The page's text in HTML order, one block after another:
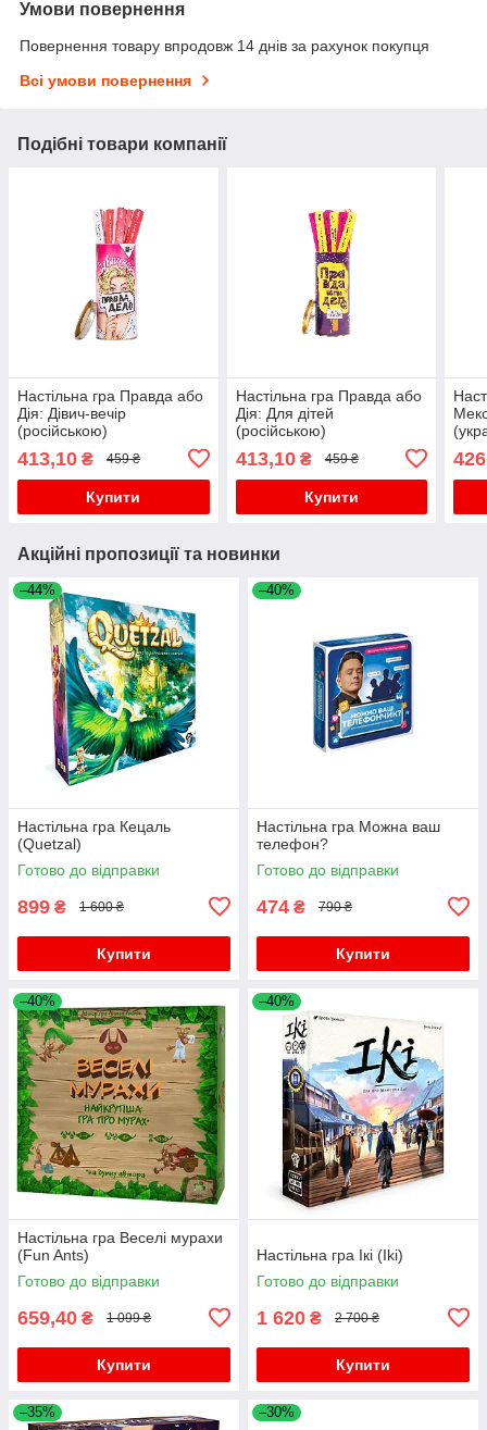
Умови повернення
Повернення товару впродовж 14 днів за рахунок покупця
Всі умови повернення
Подібні товари компанії
Настільна гра Правда або
Дія: Дівич-вечір
(російською)
413,10 ₴ 459 ₴
Купити
Настільна гра Правда або
Дія: Для дітей
(російською)
413,10₴ 459 ₴
Купити
Акційні пропозиції та новинки
–44%
Настільна гра Кецаль
(Quetzal)
Готово до відправки
899 ₴ 1 600 ₴
Купити
–40%
Настільна гра Можна ваш
телефон?
Готово до відправки
474 ₴ 790 ₴
Купити
–40%
Настільна гра Веселі мурахи
(Fun Ants)
Готово до відправки
659,40 ₴ 1 099 ₴
Купити
–40%
Настільна гра Ікі (Iki)
Готово до відправки
1 620 ₴ 2 700 ₴
Купити
–35% –30%